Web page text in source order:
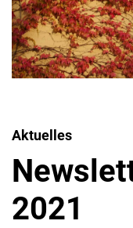
Aktuelles
2021